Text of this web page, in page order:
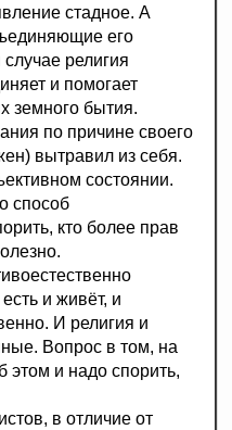
стадное. А
его
религия
и помогает
земного бытия.
по причине своего
вытравил из себя.
состоянии.
способ
кто более прав
и живёт, и
И религия и
Вопрос в том, на
этом и надо спорить,
в отличие от